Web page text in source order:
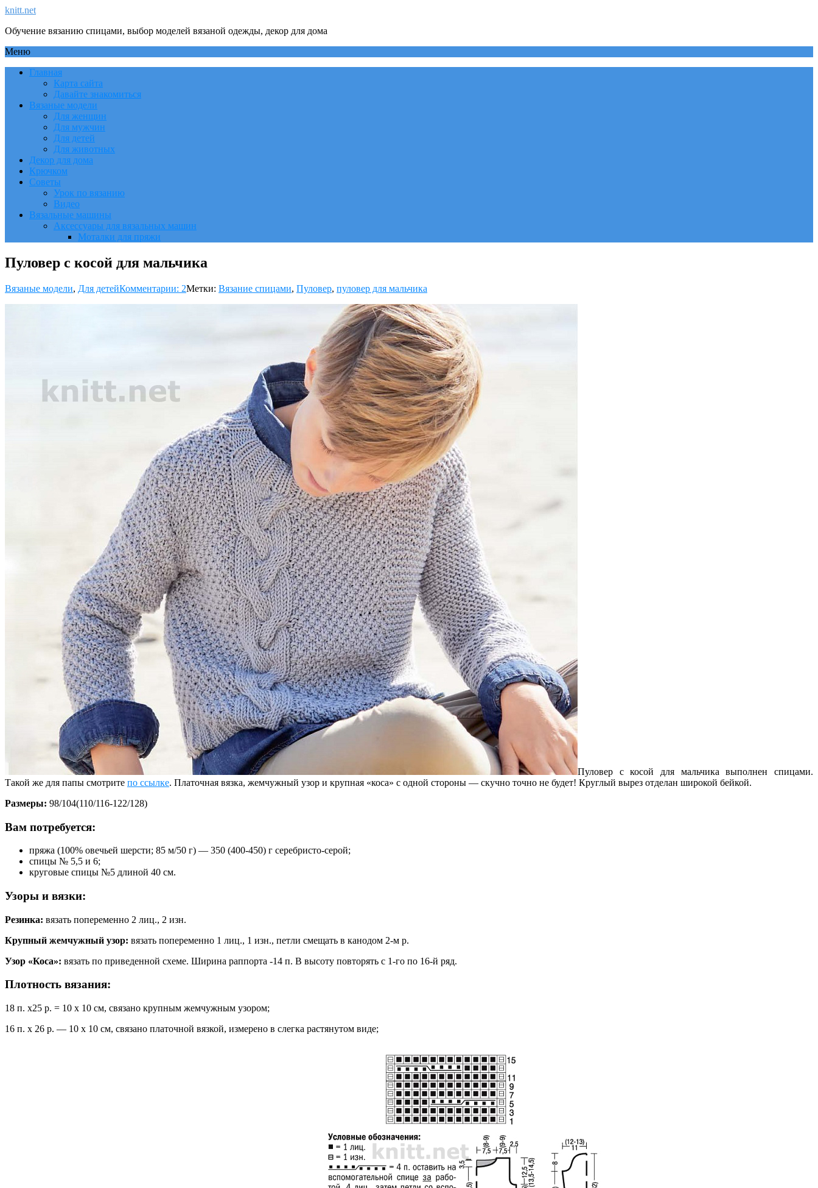
knitt.net
Обучение вязанию спицами, выбор моделей вязаной одежды, декор для дома
Меню
Главная
Карта сайта
Давайте знакомиться
Вязаные модели
Для женщин
Для мужчин
Для детей
Для животных
Декор для дома
Крючком
Советы
Урок по вязанию
Видео
Вязальные машины
Аксессуары для вязальных машин
Моталки для пряжи
Пуловер с косой для мальчика
Вязаные модели, Для детейКомментарии: 2Метки: Вязание спицами, Пуловер, пуловер для мальчика
Пуловер с косой для мальчика выполнен спицами.
Такой же для папы смотрите по ссылке. Платочная вязка, жемчужный узор и крупная «коса» с одной стороны — скучно точно не будет! Круглый вырез отделан широкой бейкой.
Размеры: 98/104(110/116-122/128)
Вам потребуется:
пряжа (100% овечьей шерсти; 85 м/50 г) — 350 (400-450) г серебристо-серой;
спицы № 5,5 и 6;
круговые спицы №5 длиной 40 см.
Узоры и вязки:
Резинка: вязать попеременно 2 лиц., 2 изн.
Крупный жемчужный узор: вязать попеременно 1 лиц., 1 изн., петли смещать в канодом 2-м р.
Узор «Коса»: вязать по приведенной схеме. Ширина раппорта -14 п. В высоту повторять с 1-го по 16-й ряд.
Плотность вязания:
18 п. х25 р. = 10 х 10 см, связано крупным жемчужным узором;
16 п. х 26 р. — 10 х 10 см, связано платочной вязкой, измерено в слегка растянутом виде;